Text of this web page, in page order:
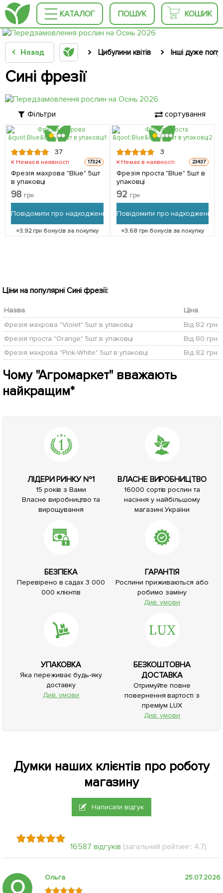
КАТАЛОГ ПОШУК КОШИК
Назад Цибулини квітів Інші дуже
Сині фрезії
Фільтри сортування
37
Немає в наявності 17324
Фрезія махрова "Blue" 5шт
в упаковці
98 грн
Повідомити про надходження
+3.92грн бонусів за покупку
3
Немає в наявності 23437
Фрезія проста "Blue" 5шт в
упаковці
92 грн
Повідомити про надходження
+3.68грн бонусів за покупку
Ціни на популярні Сині фрезії:
Назва
Ціна
Фрезія махрова "Violet" 5шт в упаковці
Від 82 грн.
Фрезія проста "Orange" 5шт в упаковці
Від 80 грн.
Фрезія махрова "Pink-White" 5шт в упаковці
Від 82 грн.
Чому "Агромаркет" вважають
найкращим*
ЛІДЕРИ РИНКУ №1
15 років з Вами
Власне виробництво та
вирощування
ВЛАСНЕ ВИРОБНИЦТВО
16000 сортів рослин та
насіння у найбільшому
магазині України
БЕЗПЕКА
Перевірено в садах 3 000
000 клієнтів
ГАРАНТІЯ
Рослини приживаються або
робимо заміну
Див. умови
УПАКОВКА
Яка переживає будь-яку
доставку
Див. умови
БЕЗКОШТОВНА
ДОСТАВКА
Отримуйте повне
повернення вартості з
преміум LUX
Див. умови
Думки наших клієнтів про роботу
магазину
Написати відгук
16587 відгуків (загальний рейтинг: 4.7)
О Ольга 25.07.2026